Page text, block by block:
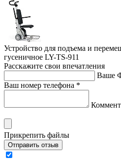
Устройство для подъема и
гусеничное LY-TS-911
Расскажите свои впечатления
Ваше
Ваш номер телефона *
Прикрепить файлы
Отправить отзыв